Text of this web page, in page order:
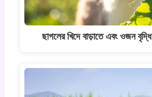
ছাগলের খিদে বাড়াতে এবং ওজন